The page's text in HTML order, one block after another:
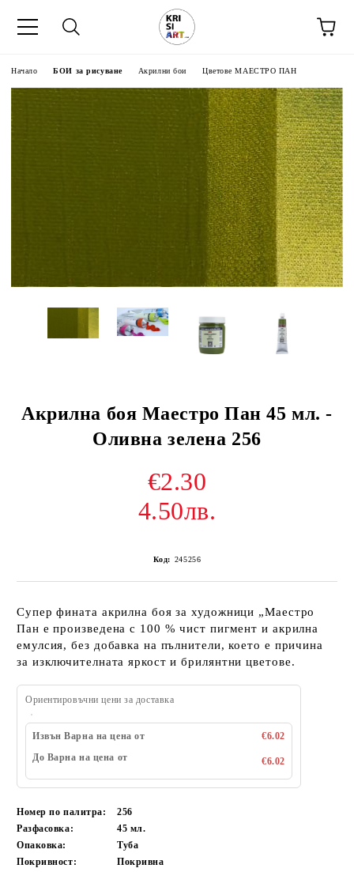
Начало БОИ за рисуване Акрилни бои Цветове МАЕСТРО ПАН
Акрилна боя Маестро Пан 45 мл. -
Оливна зелена 256
€2.30
4.50лв.
Код: 245256
Супер фината акрилна боя за художници „Маестро
Пан е произведена с 100 % чист пигмент и акрилна
емулсия, без добавка на пълнители, което е причина
за изключителната яркост и брилянтни цветове.
Ориентировъчни цени за доставка
Извън Варна на цена от
€6.02
До Варна на цена от
€6.02
Номер по палитра:
256
Разфасовка:
45 мл.
Опаковка:
Туба
Покривност:
Покривна